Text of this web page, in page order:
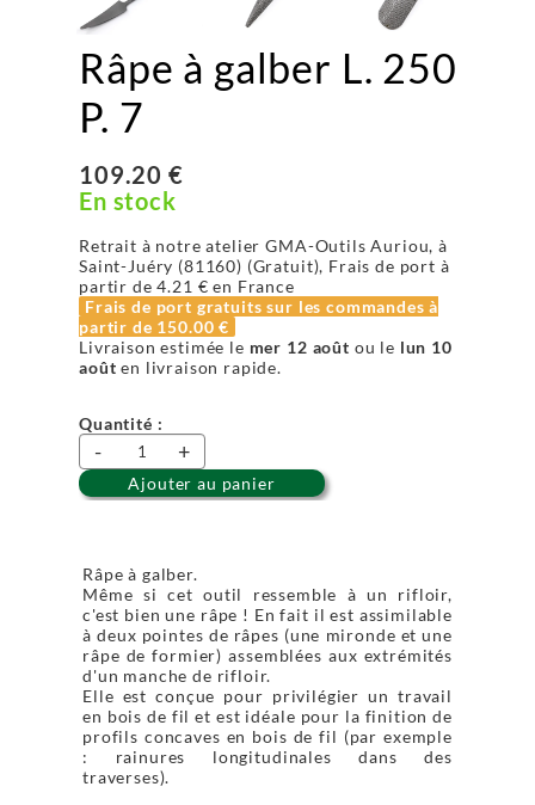
Râpe à galber L. 250
P. 7
109.20 €
En stock
Retrait à notre atelier GMA-Outils Auriou, à
Saint-Juéry (81160) (Gratuit), Frais de port à
partir de4.21 € en France
Frais de port gratuits sur les commandes à
partir de 150.00 €
Livraison estimée le mer 12 août ou le lun 10
août en livraison rapide.
Quantité :
- +
Ajouter au panier
Râpe à galber.
Même si cet outil ressemble à un rifloir,
c'est bien une râpe ! En fait il est assimilable
à deux pointes de râpes (une mironde et une
râpe de formier) assemblées aux extrémités
d'un manche de rifloir.
Elle est conçue pour privilégier un travail
en bois de fil et est idéale pour la finition de
profils concaves en bois de fil (par exemple
: rainures longitudinales dans des
traverses).